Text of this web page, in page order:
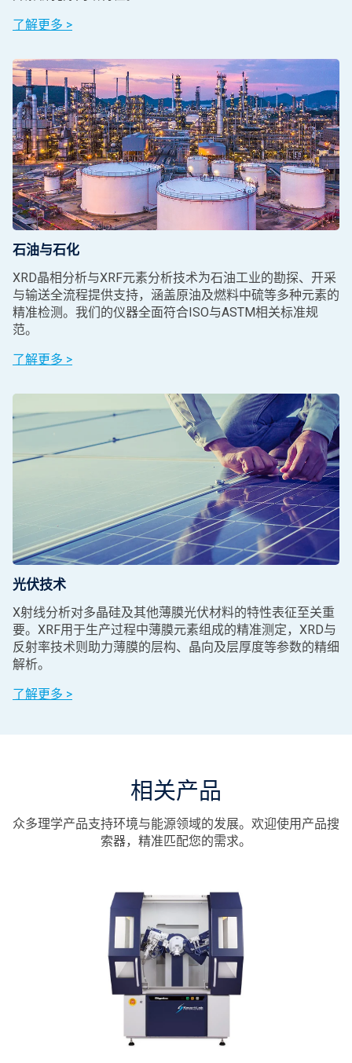
了解更多 >
石油与石化
XRD晶相分析与XRF元素分析技术为石油工业的勘探、开采
与输送全流程提供支持，涵盖原油及燃料中硫等多种元素的
精准检测。我们的仪器全面符合ISO与ASTM相关标准规
范。
了解更多 >
光伏技术
X射线分析对多晶硅及其他薄膜光伏材料的特性表征至关重
要。XRF用于生产过程中薄膜元素组成的精准测定，XRD与
反射率技术则助力薄膜的层构、晶向及层厚度等参数的精细
解析。
了解更多 >
相关产品
众多理学产品支持环境与能源领域的发展。欢迎使用产品搜
索器，精准匹配您的需求。